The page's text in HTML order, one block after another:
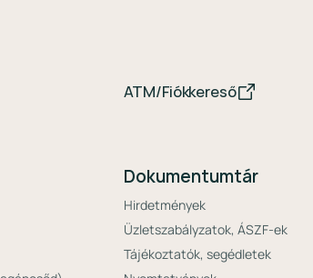
ATM/Fiókkereső
Dokumentumtár
Hirdetmények
Üzletszabályzatok, ÁSZF-ek
Tájékoztatók, segédletek